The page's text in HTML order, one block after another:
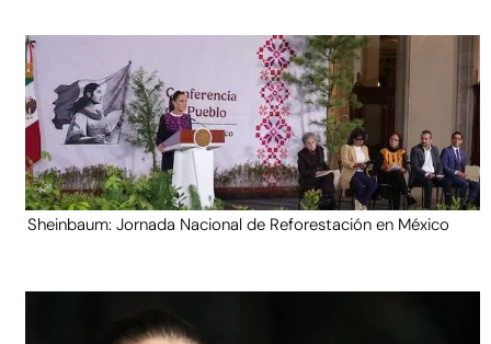
Sheinbaum: Jornada Nacional de Reforestación en México